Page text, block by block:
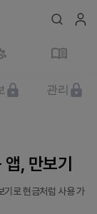
, 만보기
기로 현금처럼 사용 가
관리